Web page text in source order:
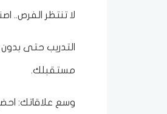
لا تنتظر الفرص..
التدريب حتى
مستقبلك.
وسع علاقاتك: